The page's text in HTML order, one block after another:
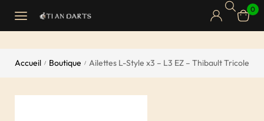
0
Accueil / Boutique / Ailettes L-Style x3 – L3 EZ – Thibault Tricole